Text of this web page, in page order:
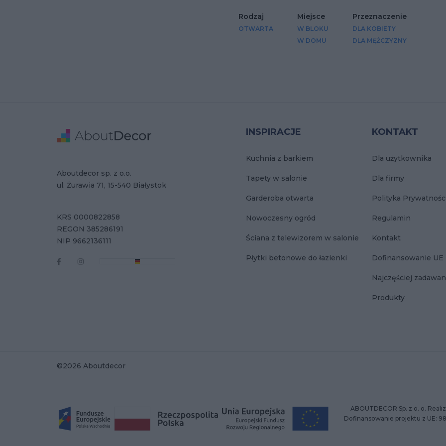
Rodzaj
OTWARTA
Miejsce
W BLOKU
W DOMU
Przeznaczenie
DLA KOBIETY
DLA MĘŻCZYZNY
INSPIRACJE
Kuchnia z barkiem
Tapety w salonie
Garderoba otwarta
Nowoczesny ogród
Ściana z telewizorem w salonie
Płytki betonowe do łazienki
KONTAKT
Dla użytkownika
Dla firmy
Polityka
Regulamin
Kontakt
Dofinansowanie UE
Najczęściej
Produkty
Adres
Aboutdecor sp. z o.o.
ul. Żurawia 71, 15-540 Białystok
Dane Firmy
KRS 0000822858
REGON 385286191
NIP 9662136111
©2026 Aboutdecor
ABOUTDECOR Sp. z o. o.
Dofinansowanie projektu z UE: